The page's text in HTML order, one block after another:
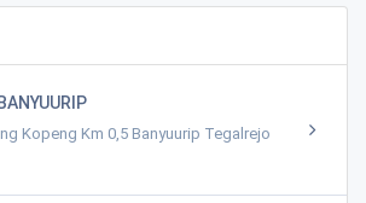
Kopeng Km 0,5 Banyuurip Tegalrejo